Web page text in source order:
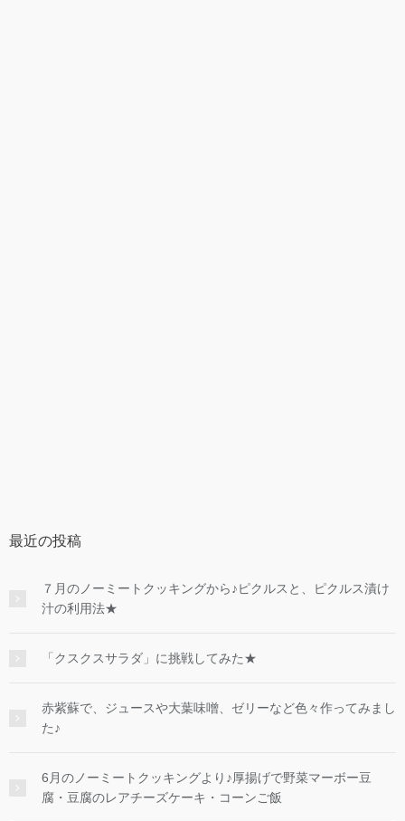
最近の投稿
７月のノーミートクッキングから♪ピクルスと、ピクルス漬け
汁の利用法★
「クスクスサラダ」に挑戦してみた★
赤紫蘇で、ジュースや大葉味噌、ゼリーなど色々作ってみまし
た♪
6月のノーミートクッキングより♪厚揚げで野菜マーボー豆
腐・豆腐のレアチーズケーキ・コーンご飯